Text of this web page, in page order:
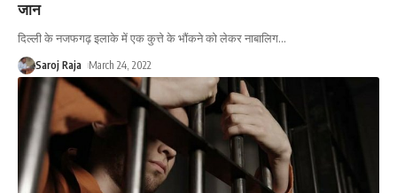
जान
दिल्ली के नजफगढ़ इलाके में एक कुत्ते के भौंकने को लेकर नाबालिग…
Saroj Raja March 24, 2022